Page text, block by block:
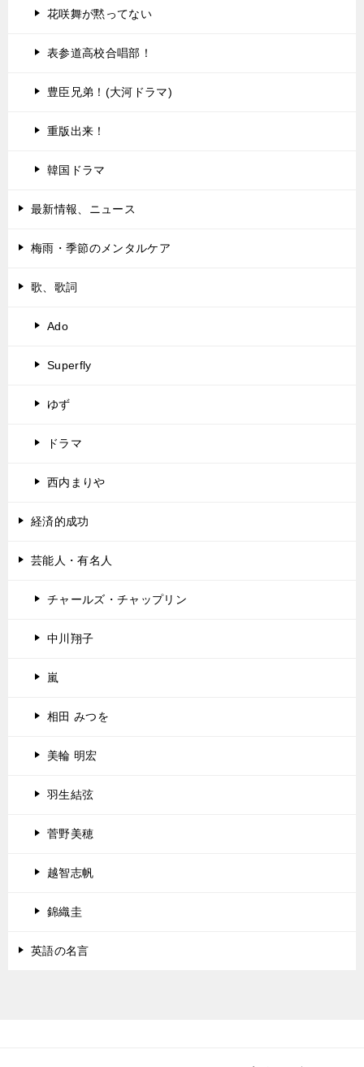
花咲舞が黙ってない
表参道高校合唱部！
豊臣兄弟！(大河ドラマ)
重版出来！
韓国ドラマ
最新情報、ニュース
梅雨・季節のメンタルケア
歌、歌詞
Ado
Superfly
ゆず
ドラマ
西内まりや
経済的成功
芸能人・有名人
チャールズ・チャップリン
中川翔子
嵐
相田 みつを
美輪 明宏
羽生結弦
菅野美穂
越智志帆
錦織圭
英語の名言